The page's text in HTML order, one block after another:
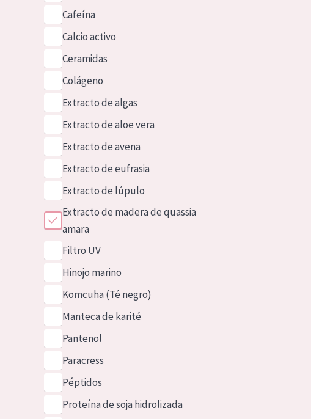
Cafeína
Calcio activo
Ceramidas
Colágeno
Extracto de algas
Extracto de aloe vera
Extracto de avena
Extracto de eufrasia
Extracto de lúpulo
Extracto de madera de quassia
amara
Filtro UV
Hinojo marino
Komcuha (Té negro)
Manteca de karité
Pantenol
Paracress
Péptidos
Proteína de soja hidrolizada